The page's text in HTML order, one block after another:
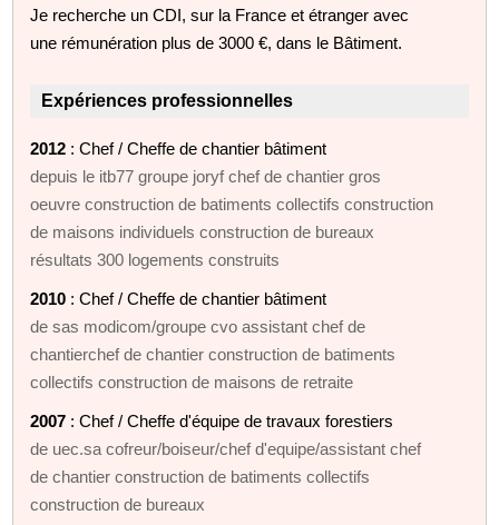
Je recherche un CDI, sur la France et étranger avec
une rémunération plus de 3000 €, dans le Bâtiment.
Expériences professionnelles
2012 : Chef / Cheffe de chantier bâtiment
depuis le itb77 groupe joryf chef de chantier gros
oeuvre construction de batiments collectifs construction
de maisons individuels construction de bureaux
résultats 300 logements construits
2010 : Chef / Cheffe de chantier bâtiment
de sas modicom/groupe cvo assistant chef de
chantierchef de chantier construction de batiments
collectifs construction de maisons de retraite
2007 : Chef / Cheffe d'équipe de travaux forestiers
de uec.sa cofreur/boiseur/chef d'equipe/assistant chef
de chantier construction de batiments collectifs
construction de bureaux